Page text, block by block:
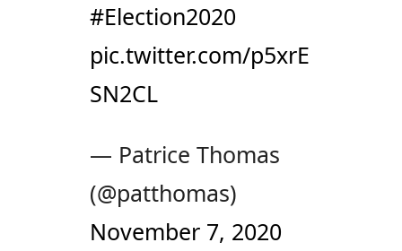
#Election2020
pic.twitter.com/p5xrE
SN2CL
— Patrice Thomas
(@patthomas)
November 7, 2020